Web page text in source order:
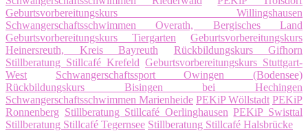
Geburtsvorbereitungskurs Willingshausen
Schwangerschaftsschwimmen Overath, Bergisches Land
Geburtsvorbereitungskurs Tiergarten
Geburtsvorbereitungskurs
Heinersreuth, Kreis Bayreuth
Rückbildungskurs Gifhorn
Stillberatung Stillcafé Krefeld Geburtsvorbereitungskurs Stuttgart-
West
Schwangerschaftssport Owingen (Bodensee)
Rückbildungskurs Bisingen bei Hechingen
Schwangerschaftsschwimmen Marienheide PEKiP Wöllstadt PEKiP
Ronnenberg Stillberatung Stillcafé Oerlinghausen PEKiP Swisttal
Stillberatung Stillcafé Tegernsee Stillberatung Stillcafé Halsbrücke